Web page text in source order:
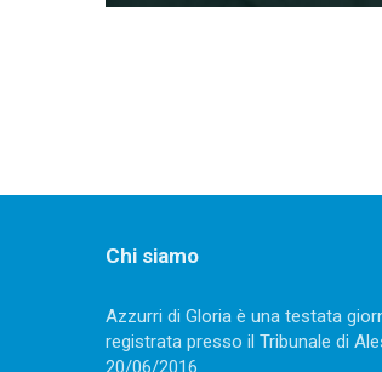
Chi siamo
Azzurri di Gloria è una testata
registrata presso il Tribunale di
20/06/2016